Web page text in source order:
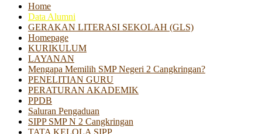
Home
Data Alumni
GERAKAN LITERASI SEKOLAH (GLS)
Homepage
KURIKULUM
LAYANAN
Mengapa Memilih SMP Negeri 2 Cangkringan?
PENELITIAN GURU
PERATURAN AKADEMIK
PPDB
Saluran Pengaduan
SIPP SMP N 2 Cangkringan
TATA KELOLA SIPP